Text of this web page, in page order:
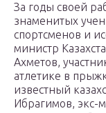
За годы своей
знаменитых
спортсменов и
министр
Ахметов,
атлетике в
известный
Ибрагимов, экс-